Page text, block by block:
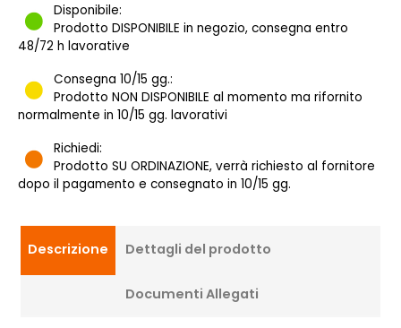
Disponibile:
Prodotto DISPONIBILE in negozio, consegna entro
48/72 h lavorative
Consegna 10/15 gg.:
Prodotto NON DISPONIBILE al momento ma rifornito
normalmente in 10/15 gg. lavorativi
Richiedi:
Prodotto SU ORDINAZIONE, verrà richiesto al fornitore
dopo il pagamento e consegnato in 10/15 gg.
Descrizione Dettagli del prodotto
Documenti Allegati